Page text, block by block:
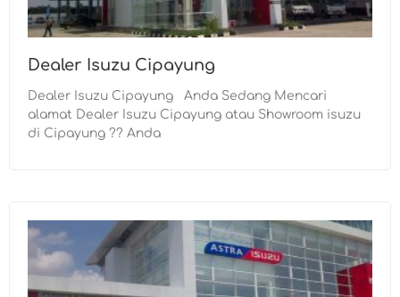
Dealer Isuzu Cipayung
Dealer Isuzu Cipayung Anda Sedang Mencari
alamat Dealer Isuzu Cipayung atau Showroom isuzu
di Cipayung ?? Anda